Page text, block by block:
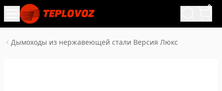
0
Дымоходы из нержавеющей стали Версия Люкс